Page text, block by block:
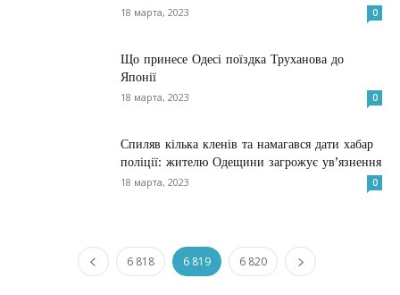
18 марта, 2023 0
Що принесе Одесі поїздка Труханова до
Японії
18 марта, 2023 0
Спиляв кілька кленів та намагався дати хабар
поліції: жителю Одещини загрожує ув’язнення
18 марта, 2023 0
6 818 6 819 6 820